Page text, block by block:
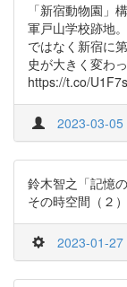
「新宿動物園」
軍戸山学校跡地
ではなく新宿に
史が大きく変わ
https://t.co/
2023-03-05
鈴木智之「記憶
その時空間（２
2023-01-